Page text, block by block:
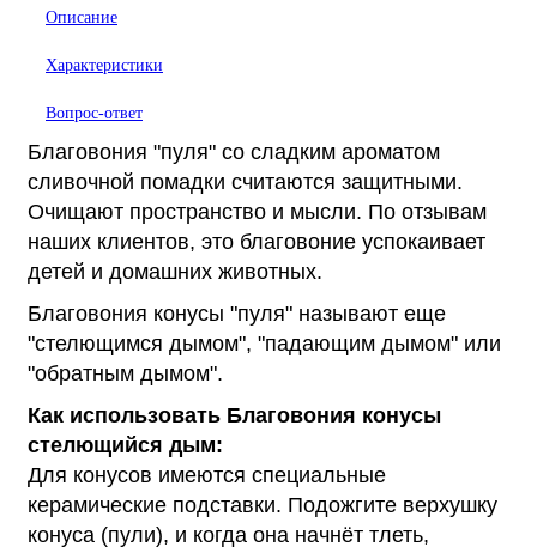
Описание
Характеристики
Вопрос-ответ
Благовония "пуля" со сладким ароматом
сливочной помадки считаются защитными.
Очищают пространство и мысли. По отзывам
наших клиентов, это благовоние успокаивает
детей и домашних животных.
Благовония конусы "пуля" называют еще
"стелющимся дымом", "падающим дымом" или
"обратным дымом".
Как использовать Благовония конусы
стелющийся дым:
Для конусов имеются специальные
керамические подставки. Подожгите верхушку
конуса (пули), и когда она начнёт тлеть,